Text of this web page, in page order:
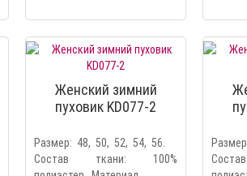
Женский зимний
пуховик KD077-2
Размер: 48, 50, 52, 54, 56.
Состав ткани: 100%